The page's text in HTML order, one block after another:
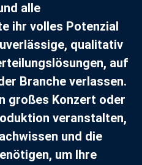
alle
ihr volles Potenzial
qualitativ
auf
Branche verlassen.
großes Konzert oder
veranstalten,
und die
um Ihre